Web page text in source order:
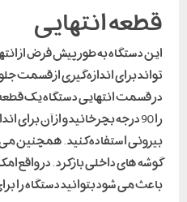
قطعه انتهایی
این دستگاه به طور پیش فرض از
تواند برای اندازه گیری از
در قسمت انتهایی دستگاه یک
را 90 درجه بچرخانید و از آن
بیرونی استفاده کنید . همچنین می
باعث می شود بتوانید دستگاه را